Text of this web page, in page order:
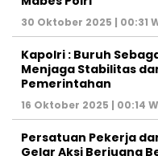
30 Oktober 2025 | 00:31
Kapolri : Buruh
Menjaga Stabilitas
Pemerintahan
16 Oktober 2025 | 00:14
Persatuan Pekerja
Gelar Aksi Berjuang